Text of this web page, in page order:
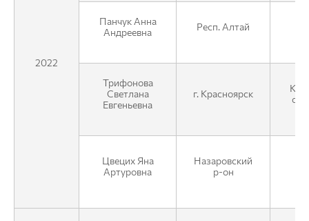
2022
Панчук Анна
Андреевна
Респ. Алтай
Трифонова
Светлана
Евгеньевна
г. Красноярск
Цвецих Яна
Артуровна
Назаровский
р-он